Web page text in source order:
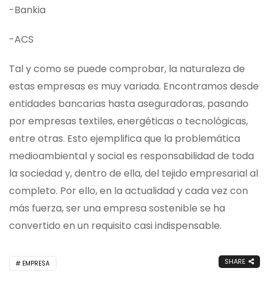
-Bankia
-ACS
Tal y como se puede comprobar, la naturaleza de
estas empresas es muy variada. Encontramos desde
entidades bancarias hasta aseguradoras, pasando
por empresas textiles, energéticas o tecnológicas,
entre otras. Esto ejemplifica que la problemática
medioambiental y social es responsabilidad de toda
la sociedad y, dentro de ella, del tejido empresarial al
completo. Por ello, en la actualidad y cada vez con
más fuerza, ser una empresa sostenible se ha
convertido en un requisito casi indispensable.
EMPRESA SHARE